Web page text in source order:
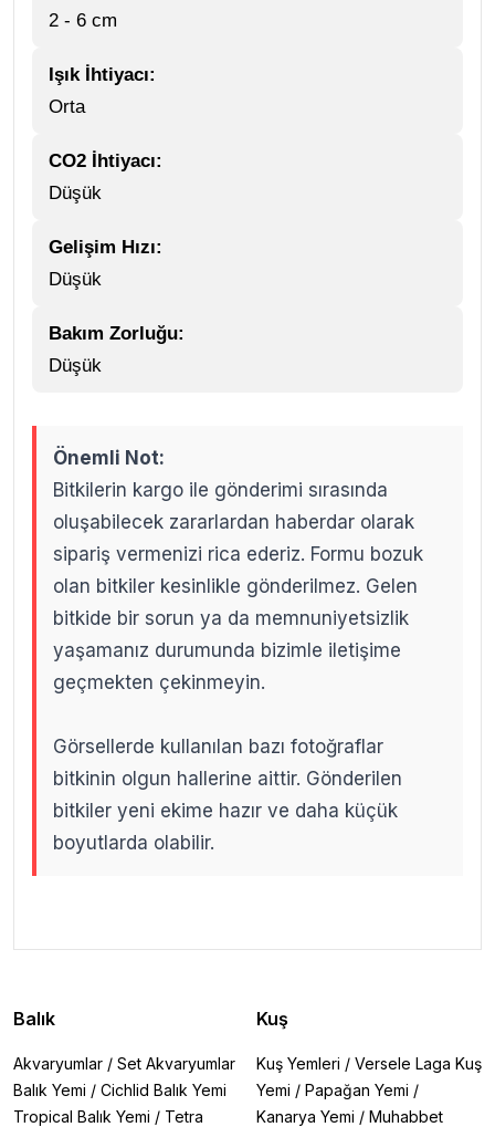
2 - 6 cm
Işık İhtiyacı:
Orta
CO2 İhtiyacı:
Düşük
Gelişim Hızı:
Düşük
Bakım Zorluğu:
Düşük
Önemli Not:
Bitkilerin kargo ile gönderimi sırasında
oluşabilecek zararlardan haberdar olarak
sipariş vermenizi rica ederiz. Formu bozuk
olan bitkiler kesinlikle gönderilmez. Gelen
bitkide bir sorun ya da memnuniyetsizlik
yaşamanız durumunda bizimle iletişime
geçmekten çekinmeyin.
Görsellerde kullanılan bazı fotoğraflar
bitkinin olgun hallerine aittir. Gönderilen
bitkiler yeni ekime hazır ve daha küçük
boyutlarda olabilir.
Balık
Akvaryumlar / Set Akvaryumlar
Balık Yemi / Cichlid Balık Yemi
Tropical Balık Yemi / Tetra
Kuş
Kuş Yemleri / Versele Laga Kuş
Yemi / Papağan Yemi /
Kanarya Yemi / Muhabbet